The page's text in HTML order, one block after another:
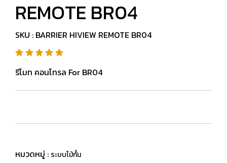
REMOTE BR04
SKU : BARRIER HIVIEW REMOTE BR04
รีโมท คอนโทรล For BR04
หมวดหมู่ : ระบบไม้กั้น